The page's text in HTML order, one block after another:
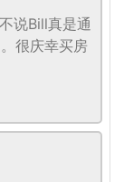
说Bill真是通
很庆幸买房